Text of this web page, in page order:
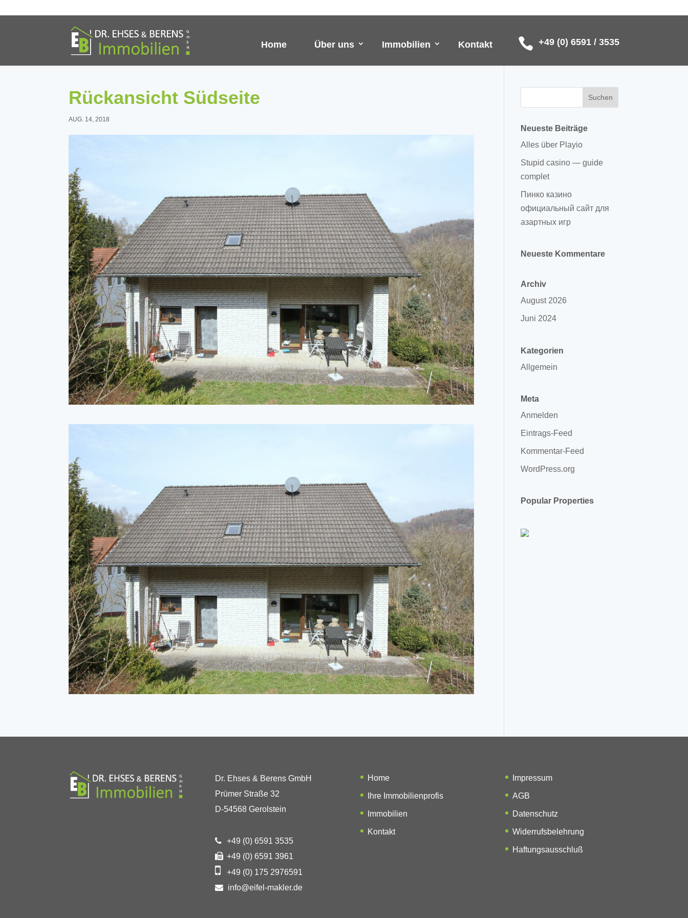
+49 (0) 6591 / 3535
Home Über uns Immobilien Kontakt
Rückansicht Südseite
AUG. 14, 2018
Neueste Beiträge
Alles über Playio
Stupid casino — guide
complet
Пинко казино
официальный сайт для
азартных игр
Neueste Kommentare
Archiv
August 2026
Juni 2024
Kategorien
Allgemein
Meta
Anmelden
Eintrags-Feed
Kommentar-Feed
WordPress.org
Popular Properties
Dr. Ehses & Berens GmbH
Prümer Straße 32
D-54568 Gerolstein
+49 (0) 6591 3535
+49 (0) 6591 3961
+49 (0) 175 2976591
info@eifel-makler.de
Home
Ihre Immobilienprofis
Immobilien
Kontakt
Impressum
AGB
Datenschutz
Widerrufsbelehrung
Haftungsausschluß